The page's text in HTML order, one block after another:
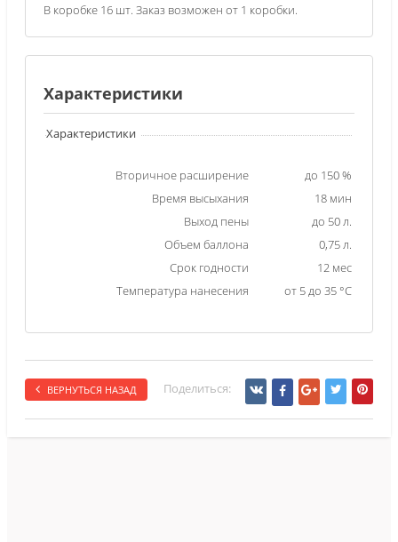
В коробке 16 шт. Заказ возможен от 1 коробки.
Характеристики
Характеристики
Вторичное расширение
до 150 %
Время высыхания
18 мин
Выход пены
до 50 л.
Объем баллона
0,75 л.
Срок годности
12 мес
Температура нанесения
от 5 до 35 °С
ВЕРНУТЬСЯ НАЗАД Поделиться: